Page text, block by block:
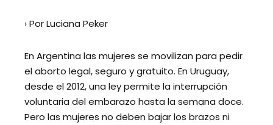
› Por Luciana Peker
En Argentina las mujeres se movilizan para pedir
el aborto legal, seguro y gratuito. En Uruguay,
desde el 2012, una ley permite la interrupción
voluntaria del embarazo hasta la semana doce.
Pero las mujeres no deben bajar los brazos ni